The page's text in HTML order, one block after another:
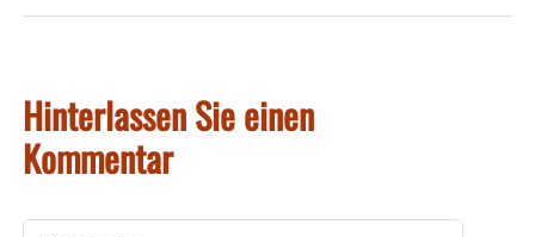
Hinterlassen Sie einen
Kommentar